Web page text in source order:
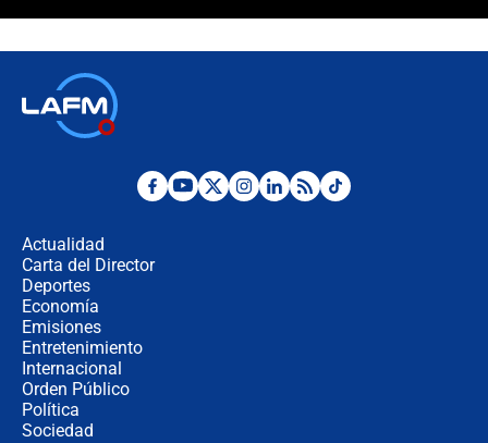
Posesión de Abelardo De La Espriella
Actualidad
Carta del Director
Deportes
Economía
Emisiones
Entretenimiento
Internacional
Orden Público
Política
Sociedad